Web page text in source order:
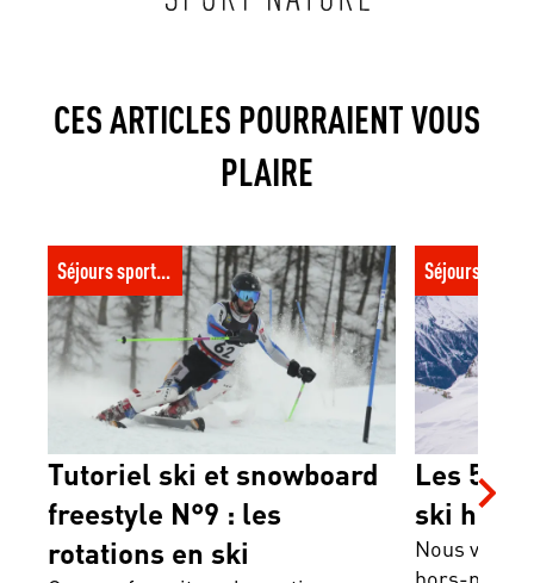
CES ARTICLES POURRAIENT VOUS
PLAIRE
Tutoriel ski et snowboard freestyle N°9 :
les rotations en ski
Séjours sportifs
Tutoriel ski et snowboard
freestyle N°9 : les
rotations en ski
Les 5
France
Les 5
ski
Nous vous
hors-piste